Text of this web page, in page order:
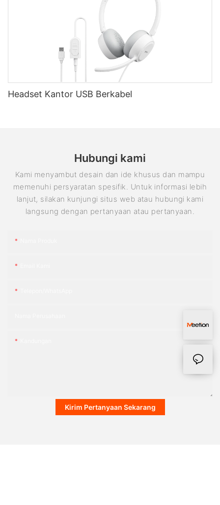
Headset Kantor USB Berkabel
Hubungi kami
Kami menyambut desain dan ide khusus dan mampu
memenuhi persyaratan spesifik. Untuk informasi lebih
lanjut, silakan kunjungi situs web atau hubungi kami
langsung dengan pertanyaan atau pertanyaan.
Kirim Pertanyaan Sekarang